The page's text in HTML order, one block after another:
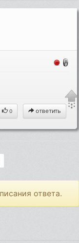
0 ответить
ответа.